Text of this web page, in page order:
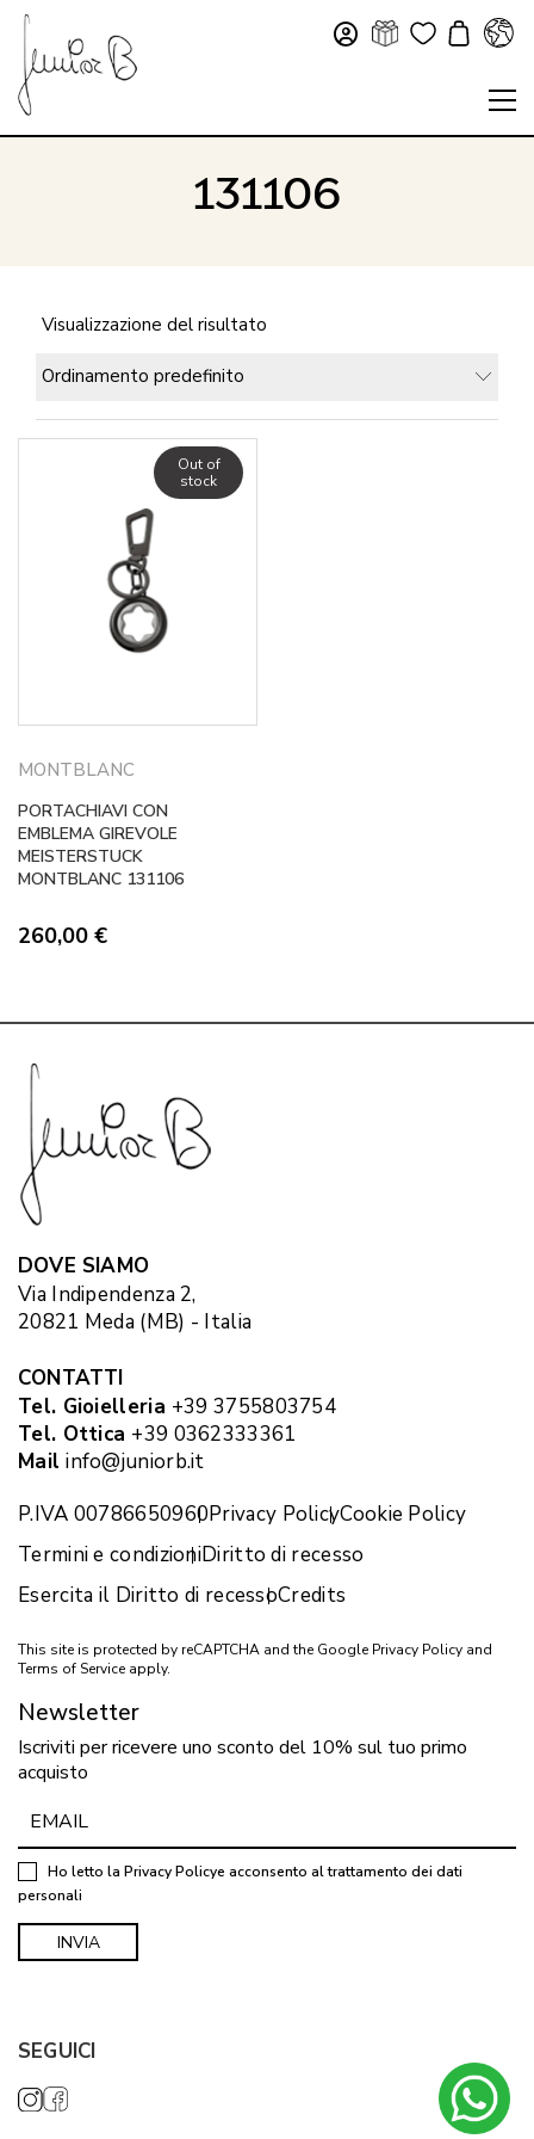
131106
Visualizzazione del risultato
Ordinamento predefinito
MONTBLANC
Out of
stock
PORTACHIAVI CON
EMBLEMA GIREVOLE
MEISTERSTUCK
MONTBLANC 131106
260,00 €
DOVE SIAMO
Via Indipendenza 2,
20821 Meda (MB) - Italia
CONTATTI
Tel. Gioielleria +39 3755803754
Tel. Ottica +39 0362333361
Mail info@juniorb.it
P.IVA 00786650960Privacy PolicyCookie Policy
Termini e condizioniDiritto di recesso
Esercita il Diritto di recessoCredits
This site is protected by reCAPTCHA and the Google Privacy Policy and
Terms of Service apply.
Newsletter
Iscriviti per ricevere uno sconto del 10% sul tuo primo
acquisto
Ho letto la Privacy Policye acconsento al trattamento dei dati
personali
SEGUICI